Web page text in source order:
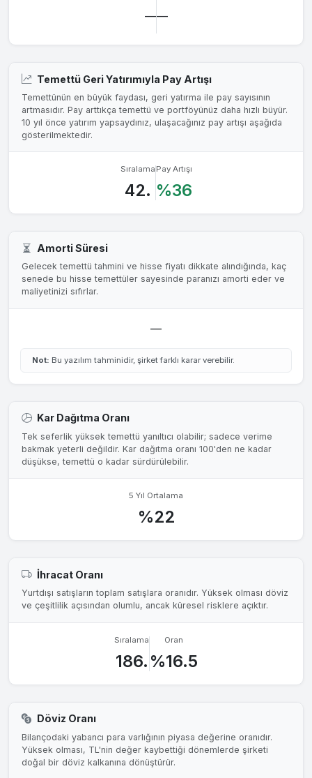
——
Temettü Geri Yatırımıyla Pay Artışı
Temettünün en büyük faydası, geri yatırma ile pay sayısının
artmasıdır. Pay arttıkça temettü ve portföyünüz daha hızlı büyür.
10 yıl önce yatırım yapsaydınız, ulaşacağınız pay artışı aşağıda
gösterilmektedir.
Sıralama
42.
Pay Artışı
%36
Amorti Süresi
Gelecek temettü tahmini ve hisse fiyatı dikkate alındığında, kaç
senede bu hisse temettüler sayesinde paranızı amorti eder ve
maliyetinizi sıfırlar.
—
Not: Bu yazılım tahminidir, şirket farklı karar verebilir.
Kar Dağıtma Oranı
Tek seferlik yüksek temettü yanıltıcı olabilir; sadece verime
bakmak yeterli değildir. Kar dağıtma oranı 100'den ne kadar
düşükse, temettü o kadar sürdürülebilir.
5 Yıl Ortalama
%22
İhracat Oranı
Yurtdışı satışların toplam satışlara oranıdır. Yüksek olması döviz
ve çeşitlilik açısından olumlu, ancak küresel risklere açıktır.
Sıralama
186.
Oran
%16.5
Döviz Oranı
Bilançodaki yabancı para varlığının piyasa değerine oranıdır.
Yüksek olması, TL'nin değer kaybettiği dönemlerde şirketi
doğal bir döviz kalkanına dönüştürür.